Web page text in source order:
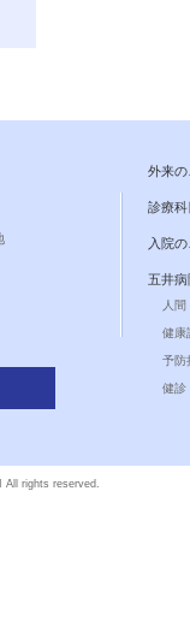
外来
診療
入院
五井
人
健康
予防
健診
All rights reserved.